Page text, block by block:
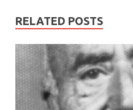
RELATED POSTS